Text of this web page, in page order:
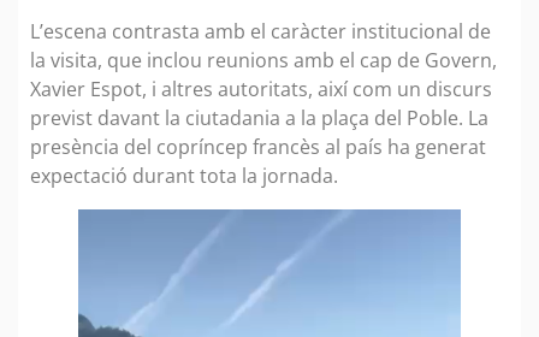
L’escena contrasta amb el caràcter institucional de
la visita, que inclou reunions amb el cap de Govern,
Xavier Espot, i altres autoritats, així com un discurs
previst davant la ciutadania a la plaça del Poble. La
presència del copríncep francès al país ha generat
expectació durant tota la jornada.